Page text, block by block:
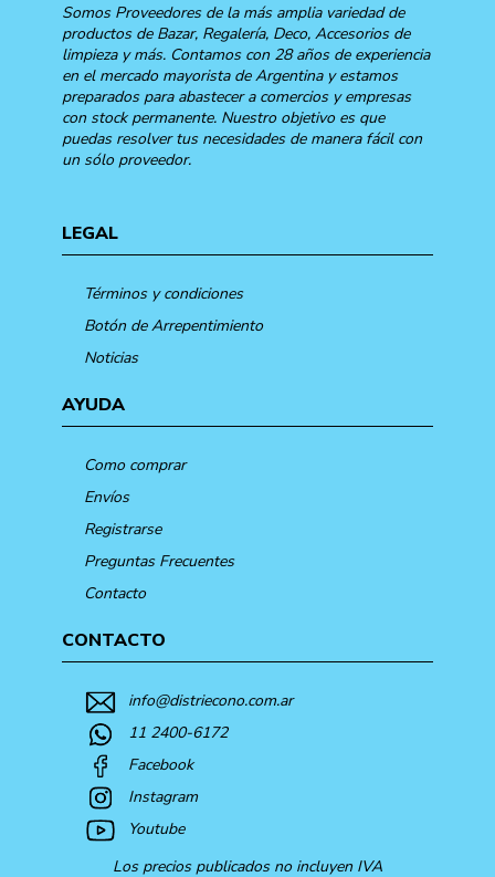
Somos Proveedores de la más amplia variedad de
productos de Bazar, Regalería, Deco, Accesorios de
limpieza y más. Contamos con 28 años de experiencia
en el mercado mayorista de Argentina y estamos
preparados para abastecer a comercios y empresas
con stock permanente. Nuestro objetivo es que
puedas resolver tus necesidades de manera fácil con
un sólo proveedor.
LEGAL
Términos y condiciones
Botón de Arrepentimiento
Noticias
AYUDA
Como comprar
Envíos
Registrarse
Preguntas Frecuentes
Contacto
CONTACTO
info@distriecono.com.ar
11 2400-6172
Facebook
Instagram
Youtube
Los precios publicados no incluyen IVA